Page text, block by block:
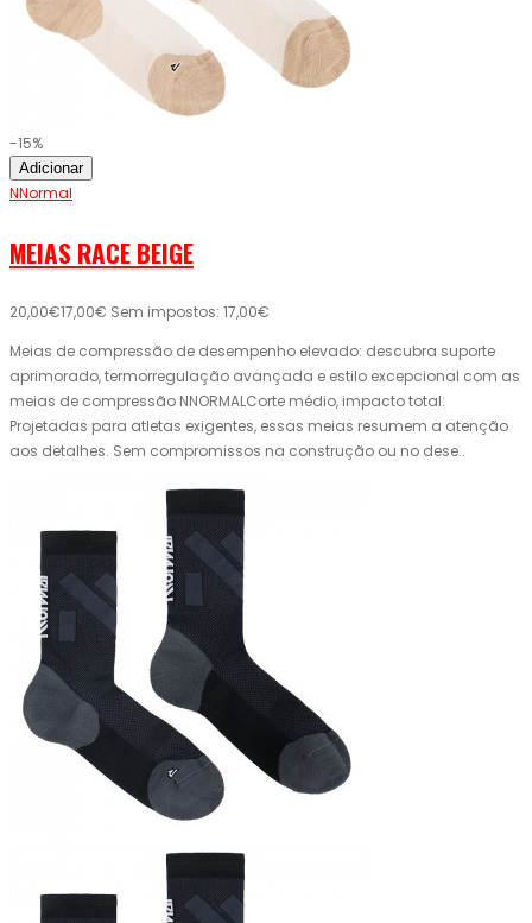
-15%
Adicionar
NNormal
MEIAS RACE BEIGE
20,00€17,00€ Sem impostos: 17,00€
Meias de compressão de desempenho elevado: descubra suporte
aprimorado, termorregulação avançada e estilo excepcional com as
meias de compressão NNORMALCorte médio, impacto total:
Projetadas para atletas exigentes, essas meias resumem a atenção
aos detalhes. Sem compromissos na construção ou no dese..